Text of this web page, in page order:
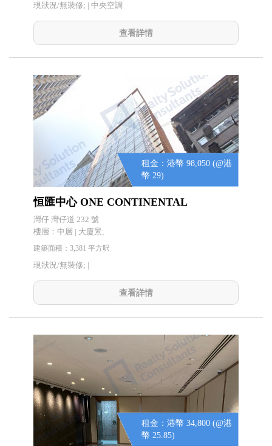
現狀況/無裝修; | 中央空調
查看詳情
租金：港幣 98,050 (@港
幣 29)
恒匯中心 ONE CONTINENTAL
灣仔 灣仔道 232 號
樓層：中層 | 大廈景;
建築面積：3,381 平方呎
現狀況/無裝修; |
查看詳情
租金：港幣 34,800 (@港
幣 25.85)